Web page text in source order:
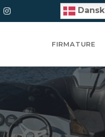
Dansk
Dansk
Dansk
FIRMATURE